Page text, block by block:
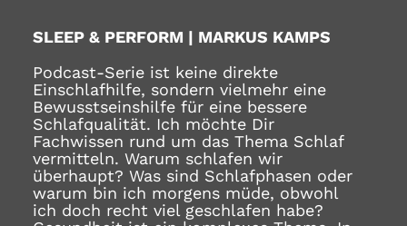
SLEEP & PERFORM | MARKUS KAMPS
Podcast-Serie ist keine direkte
Einschlafhilfe, sondern vielmehr eine
Bewusstseinshilfe für eine bessere
Schlafqualität. Ich möchte Dir
Fachwissen rund um das Thema Schlaf
vermitteln. Warum schlafen wir
überhaupt? Was sind Schlafphasen oder
warum bin ich morgens müde, obwohl
ich doch recht viel geschlafen habe?